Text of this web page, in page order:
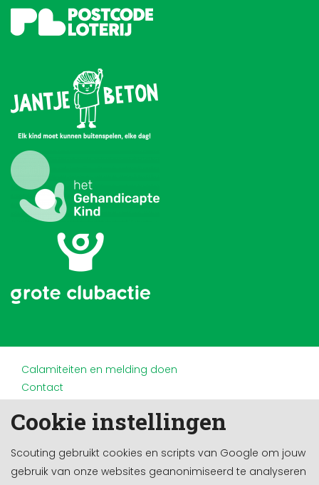
Cookie instellingen
Scouting gebruikt cookies en scripts van Google om jouw
gebruik van onze websites geanonimiseerd te analyseren
Calamiteiten en melding doen
Contact
Doneren en nalaten
Privacy
Werken bij